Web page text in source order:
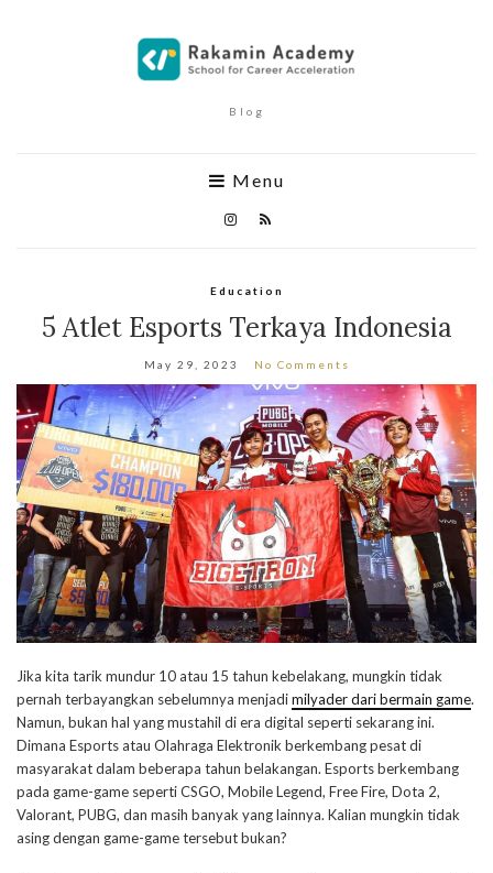
Blog
Menu
Education
5 Atlet Esports Terkaya Indonesia
May 29, 2023 No Comments
Jika kita tarik mundur 10 atau 15 tahun kebelakang, mungkin tidak
pernah terbayangkan sebelumnya menjadimilyader dari bermain game.
Namun, bukan hal yang mustahil di era digital seperti sekarang ini.
Dimana Esports atau Olahraga Elektronik berkembang pesat di
masyarakat dalam beberapa tahun belakangan. Esports berkembang
pada game-game seperti CSGO, Mobile Legend, Free Fire, Dota 2,
Valorant, PUBG, dan masih banyak yang lainnya. Kalian mungkin tidak
asing dengan game-game tersebut bukan?